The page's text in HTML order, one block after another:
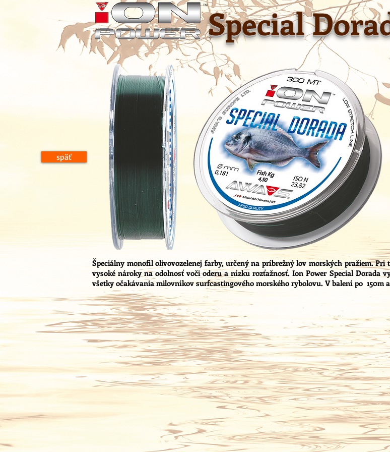
späť
Special
Špeciálny monofil olivovozelenej farby, určený na príbrežný lov morských pražiem.
vysoké nároky na odolnosť voči oderu a nízku rozťažnosť. Ion Power Special
všetky očakávania milovníkov surfcastingového morského rybolovu. V balení po 150m